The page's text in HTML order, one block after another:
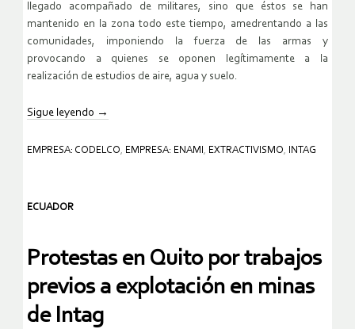
llegado acompañado de militares, sino que éstos se han
mantenido en la zona todo este tiempo, amedrentando a las
comunidades, imponiendo la fuerza de las armas y
provocando a quienes se oponen legítimamente a la
realización de estudios de aire, agua y suelo.
Sigue leyendo →
EMPRESA: CODELCO, EMPRESA: ENAMI , EXTRACTIVISMO, INTAG
ECUADOR
Protestas en Quito por trabajos
previos a explotación en minas
de Intag